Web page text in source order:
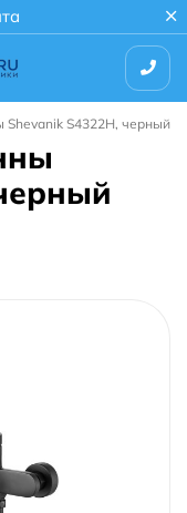
Shevanik S4322H, черный